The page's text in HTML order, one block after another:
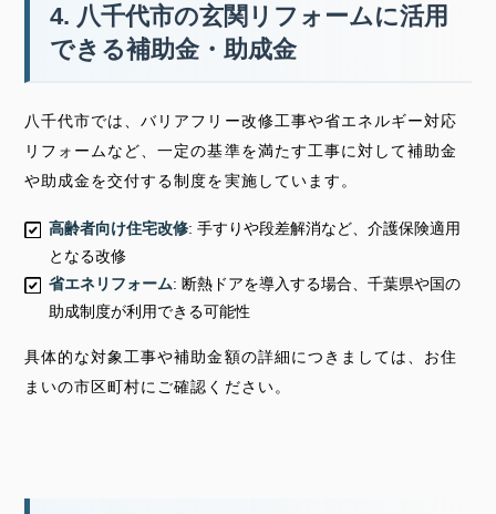
4. 八千代市の玄関リフォームに活用
できる補助金・助成金
八千代市では、バリアフリー改修工事や省エネルギー対応
リフォームなど、一定の基準を満たす工事に対して補助金
や助成金を交付する制度を実施しています。
高齢者向け住宅改修: 手すりや段差解消など、介護保険適用
となる改修
省エネリフォーム: 断熱ドアを導入する場合、千葉県や国の
助成制度が利用できる可能性
具体的な対象工事や補助金額の詳細につきましては、お住
まいの市区町村にご確認ください。